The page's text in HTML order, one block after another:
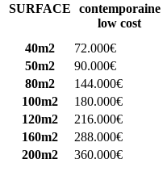
SURFACE
contemporaine
low cost
40m2
72.000€
50m2
90.000€
80m2
144.000€
100m2
180.000€
120m2
216.000€
160m2
288.000€
200m2
360.000€